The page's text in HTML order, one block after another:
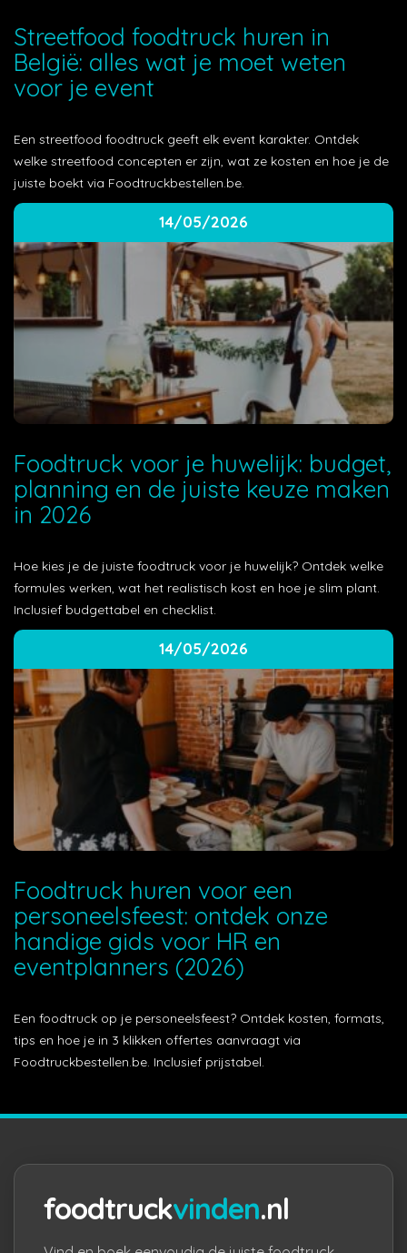
Streetfood foodtruck huren in
België: alles wat je moet weten
voor je event
Een streetfood foodtruck geeft elk event karakter. Ontdek
welke streetfood concepten er zijn, wat ze kosten en hoe je de
juiste boekt via Foodtruckbestellen.be.
14/05/2026
Foodtruck voor je huwelijk: budget,
planning en de juiste keuze maken
in 2026
Hoe kies je de juiste foodtruck voor je huwelijk? Ontdek welke
formules werken, wat het realistisch kost en hoe je slim plant.
Inclusief budgettabel en checklist.
14/05/2026
Foodtruck huren voor een
personeelsfeest: ontdek onze
handige gids voor HR en
eventplanners (2026)
Een foodtruck op je personeelsfeest? Ontdek kosten, formats,
tips en hoe je in 3 klikken offertes aanvraagt via
Foodtruckbestellen.be. Inclusief prijstabel.
foodtruckvinden.nl